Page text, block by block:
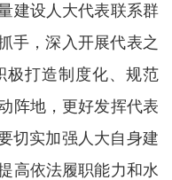
建设人大代表联系群
手，深入开展代表之
极打造制度化、规范
阵地，更好发挥代表
切实加强人大自身建
高依法履职能力和水